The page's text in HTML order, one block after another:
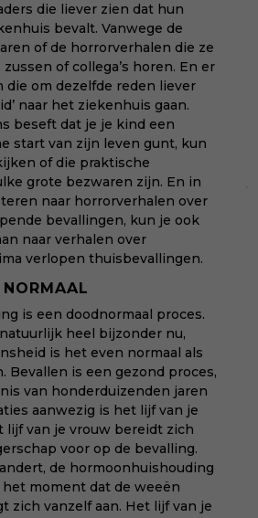
die liever zien dat hun
bevalt. Vanwege de
of de horrorverhalen die ze
of collega’s horen. En er
die om dezelfde reden liever
naar het ziekenhuis gaan.
beseft dat je je kind een
start van zijn leven gunt, kun
of die praktische
grote bezwaren zijn. En in
naar horrorverhalen over
bevallingen, kun je ook
naar verhalen over
verlopen thuisbevallingen.
is een doodnormaal proces.
heel bijzonder nu,
is het even normaal als
Bevallen is een gezond proces,
van honderduizenden jaren
aanwezig is het lijf van je
lijf van je vrouw bereidt zich
voor op de bevalling.
de hormoonhuishouding
moment dat de weeën
zich vanzelf aan. Het lijf van je